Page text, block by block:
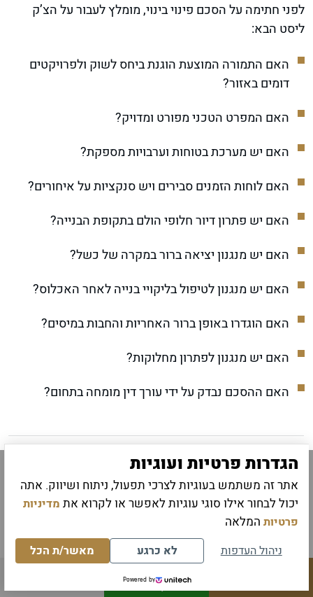
לפני חתימה על הסכם פינוי בינוי, מומלץ לעבור על הצ’ק
ליסט הבא:
האם התמורה המוצעת הוגנת ביחס לשוק ולפרויקטים
דומים באזור?
האם המפרט הטכני מפורט ומדויק?
האם יש מערכת בטוחות וערבויות מספקת?
האם לוחות הזמנים סבירים ויש סנקציות על איחורים?
האם יש פתרון דיור חלופי הולם בתקופת הבנייה?
האם יש מנגנון יציאה ברור במקרה של כשל?
האם יש מנגנון לטיפול בליקויי בנייה לאחר האכלוס?
האם הוגדרו באופן ברור האחריות והחבות במיסים?
האם יש מנגנון לפתרון מחלוקות?
האם ההסכם נבדק על ידי עורך דין מומחה בתחום?
שאלות ותשובות נפוצות על
הסכמי פינוי בינוי
ש: כמה זמן בדרך כלל נמשך פרויקט פינוי בינוי?
לייעוץ בווצאפ
הגדרות פרטיות ועוגיות
אתר זה משתמש בעוגיות לצרכי תפעול, ניתוח ושיווק. אתה
יכול לבחור אילו סוגי עוגיות לאפשר או לקרוא את מדיניות
פרטיות המלאה
ניהול העדפות לא כרגע מאשר/ת הכל
Powered by